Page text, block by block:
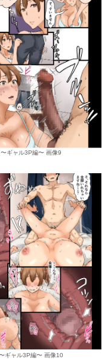
ギャル3P編〜 画像9
ギャル3P編〜 画像10